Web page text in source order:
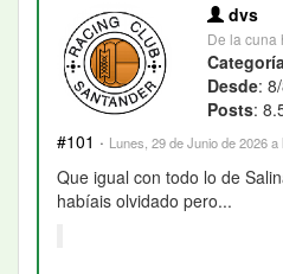
dvs
De la cuna
Categoría
Desde:
Posts:
#101 · Lunes, 29 de Junio de 2026 a
Que igual con todo lo de
habíais olvidado pero...